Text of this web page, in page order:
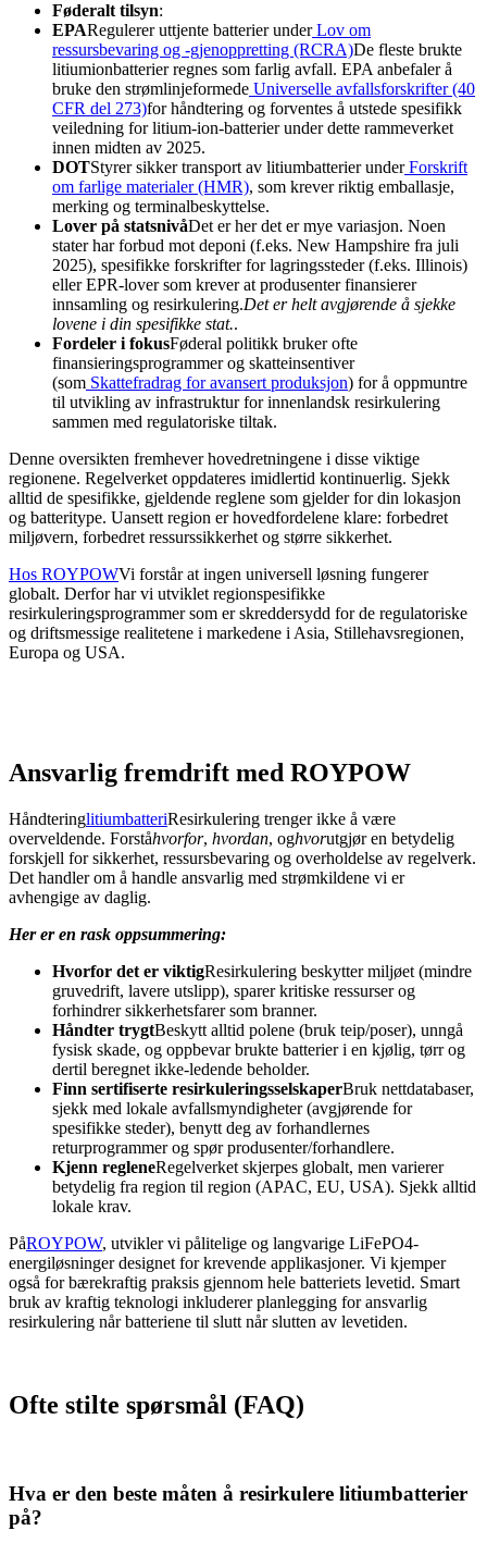
Føderalt tilsyn:
EPARegulerer uttjente batterier under Lov om
ressursbevaring og -gjenoppretting (RCRA)De fleste brukte
litiumionbatterier regnes som farlig avfall. EPA anbefaler å
bruke den strømlinjeformede Universelle avfallsforskrifter (40
CFR del 273)for håndtering og forventes å utstede spesifikk
veiledning for litium-ion-batterier under dette rammeverket
innen midten av 2025.
DOTStyrer sikker transport av litiumbatterier under Forskrift
om farlige materialer (HMR), som krever riktig emballasje,
merking og terminalbeskyttelse.
Lover på statsnivåDet er her det er mye variasjon. Noen
stater har forbud mot deponi (f.eks. New Hampshire fra juli
2025), spesifikke forskrifter for lagringssteder (f.eks. Illinois)
eller EPR-lover som krever at produsenter finansierer
innsamling og resirkulering.Det er helt avgjørende å sjekke
lovene i din spesifikke stat..
Fordeler i fokusFøderal politikk bruker ofte
finansieringsprogrammer og skatteinsentiver
(som Skattefradrag for avansert produksjon) for å oppmuntre
til utvikling av infrastruktur for innenlandsk resirkulering
sammen med regulatoriske tiltak.
Denne oversikten fremhever hovedretningene i disse viktige
regionene. Regelverket oppdateres imidlertid kontinuerlig. Sjekk
alltid de spesifikke, gjeldende reglene som gjelder for din lokasjon
og batteritype. Uansett region er hovedfordelene klare: forbedret
miljøvern, forbedret ressurssikkerhet og større sikkerhet.
Hos ROYPOWVi forstår at ingen universell løsning fungerer
globalt. Derfor har vi utviklet regionspesifikke
resirkuleringsprogrammer som er skreddersydd for de regulatoriske
og driftsmessige realitetene i markedene i Asia, Stillehavsregionen,
Europa og USA.
Ansvarlig fremdrift med ROYPOW
HåndteringlitiumbatteriResirkulering trenger ikke å være
overveldende. Forståhvorfor, hvordan, oghvorutgjør en betydelig
forskjell for sikkerhet, ressursbevaring og overholdelse av regelverk.
Det handler om å handle ansvarlig med strømkildene vi er
avhengige av daglig.
Her er en rask oppsummering:
Hvorfor det er viktigResirkulering beskytter miljøet (mindre
gruvedrift, lavere utslipp), sparer kritiske ressurser og
forhindrer sikkerhetsfarer som branner.
Håndter trygtBeskytt alltid polene (bruk teip/poser), unngå
fysisk skade, og oppbevar brukte batterier i en kjølig, tørr og
dertil beregnet ikke-ledende beholder.
Finn sertifiserte resirkuleringsselskaperBruk nettdatabaser,
sjekk med lokale avfallsmyndigheter (avgjørende for
spesifikke steder), benytt deg av forhandlernes
returprogrammer og spør produsenter/forhandlere.
Kjenn regleneRegelverket skjerpes globalt, men varierer
betydelig fra region til region (APAC, EU, USA). Sjekk alltid
lokale krav.
PåROYPOW, utvikler vi pålitelige og langvarige LiFePO4-
energiløsninger designet for krevende applikasjoner. Vi kjemper
også for bærekraftig praksis gjennom hele batteriets levetid. Smart
bruk av kraftig teknologi inkluderer planlegging for ansvarlig
resirkulering når batteriene til slutt når slutten av levetiden.
Ofte stilte spørsmål (FAQ)
Hva er den beste måten å resirkulere litiumbatterier
på?